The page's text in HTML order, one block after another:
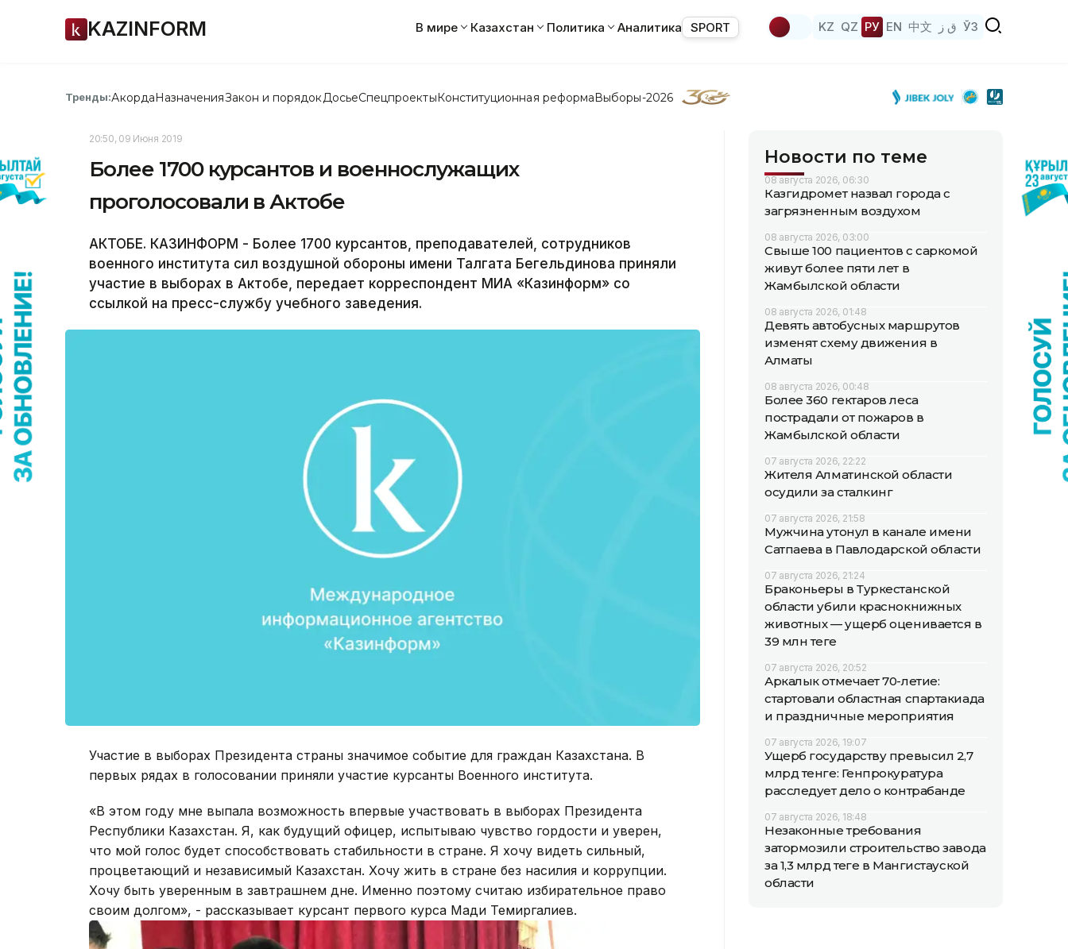
KAZINFORM В мире Казахстан Политика Аналитика SPORT KZ QZ РУ EN 中文 ق ز ЎЗ
Тренды:АкордаНазначенияЗакон и порядок ДосьеСпецпроектыКонституционная реформаВыборы-2026
20:50, 09 Июня 2019
Более 1700 курсантов и военнослужащих
проголосовали в Актобе
АКТОБЕ. КАЗИНФОРМ - Более 1700 курсантов, преподавателей, сотрудников
военного института сил воздушной обороны имени Талгата Бегельдинова приняли
участие в выборах в Актобе, передает корреспондент МИА «Казинформ» со
ссылкой на пресс-службу учебного заведения.
Участие в выборах Президента страны значимое событие для граждан Казахстана. В
первых рядах в голосовании приняли участие курсанты Военного института.
«В этом году мне выпала возможность впервые участвовать в выборах Президента
Республики Казахстан. Я, как будущий офицер, испытываю чувство гордости и уверен,
что мой голос будет способствовать стабильности в стране. Я хочу видеть сильный,
процветающий и независимый Казахстан. Хочу жить в стране без насилия и коррупции.
Хочу быть уверенным в завтрашнем дне. Именно поэтому считаю избирательное право
своим долгом», - рассказывает курсант первого курса Мади Темиргалиев.
Новости по теме
08 августа 2026, 06:30
Казгидромет назвал города с
загрязненным воздухом
08 августа 2026, 03:00
Свыше 100 пациентов с саркомой
живут более пяти лет в
Жамбылской области
08 августа 2026, 01:48
Девять автобусных маршрутов
изменят схему движения в
Алматы
08 августа 2026, 00:48
Более 360 гектаров леса
пострадали от пожаров в
Жамбылской области
07 августа 2026, 22:22
Жителя Алматинской области
осудили за сталкинг
07 августа 2026, 21:58
Мужчина утонул в канале имени
Сатпаева в Павлодарской области
07 августа 2026, 21:24
Браконьеры в Туркестанской
области убили краснокнижных
животных — ущерб оценивается в
39 млн теңге
07 августа 2026, 20:52
Аркалык отмечает 70-летие:
стартовали областная спартакиада
и праздничные мероприятия
07 августа 2026, 19:07
Ущерб государству превысил 2,7
млрд тенге: Генпрокуратура
расследует дело о контрабанде
07 августа 2026, 18:48
Незаконные требования
затормозили строительство завода
за 1,3 млрд теңге в Мангистауской
области